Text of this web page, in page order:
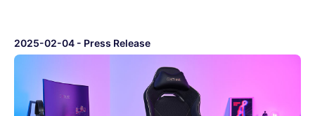
2025-02-04 - Press Release